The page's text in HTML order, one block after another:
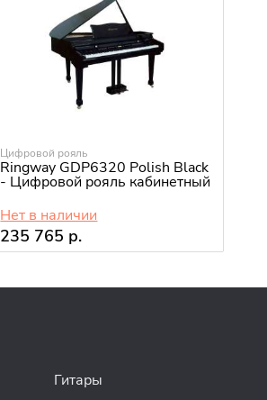
Цифровой рояль
Ringway GDP6320 Polish Black
- Цифровой рояль кабинетный
Нет в наличии
235 765 р.
Гитары